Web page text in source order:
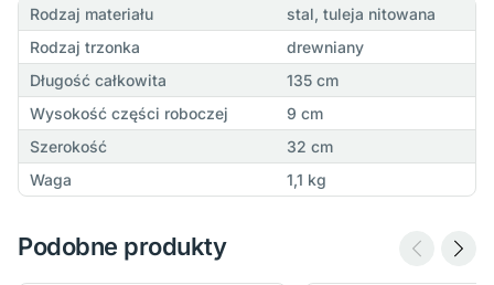
Rodzaj materiału
stal, tuleja nitowana
Rodzaj trzonka
drewniany
Długość całkowita
135 cm
Wysokość części roboczej
9 cm
Szerokość
32 cm
Waga
1,1 kg
Podobne produkty